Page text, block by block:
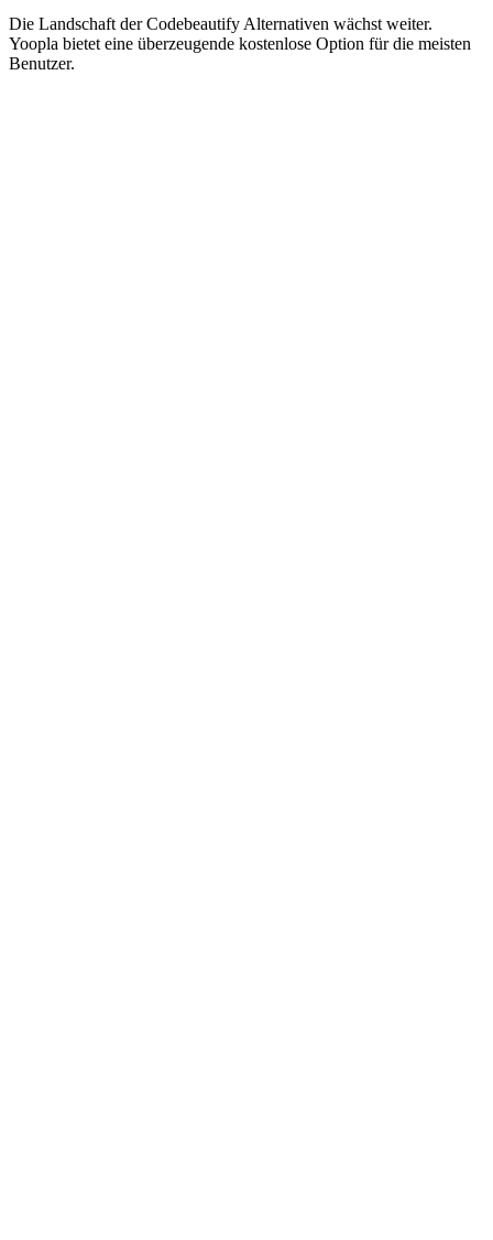
Die Landschaft der Codebeautify Alternativen wächst weiter.
Yoopla bietet eine überzeugende kostenlose Option für die meisten
Benutzer.